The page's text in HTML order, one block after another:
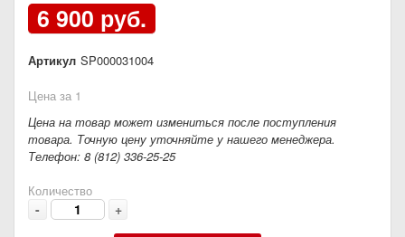
6 900 руб.
Артикул SP000031004
Цена за 1
Цена на товар может измениться после поступления
товара. Точную цену уточняйте у нашего менеджера.
Телефон: 8 (812) 336-25-25
Количество
- +